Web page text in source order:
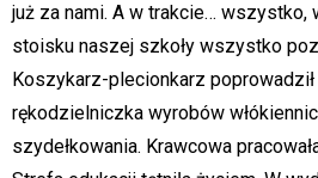
już za nami. A w trakcie… wszystko,
stoisku naszej szkoły wszystko
Koszykarz-plecionkarz
rękodzielniczka wyrobów
szydełkowania. Krawcowa